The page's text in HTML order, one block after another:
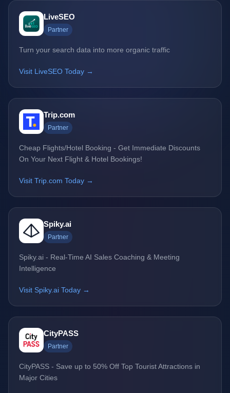
LiveSEO
Partner
Turn your search data into more organic traffic
Visit LiveSEO Today →
Trip.com
Partner
Cheap Flights/Hotel Booking - Get Immediate Discounts
On Your Next Flight & Hotel Bookings!
Visit Trip.com Today →
Spiky.ai
Partner
Spiky.ai - Real-Time AI Sales Coaching & Meeting
Intelligence
Visit Spiky.ai Today →
CityPASS
Partner
CityPASS - Save up to 50% Off Top Tourist Attractions in
Major Cities